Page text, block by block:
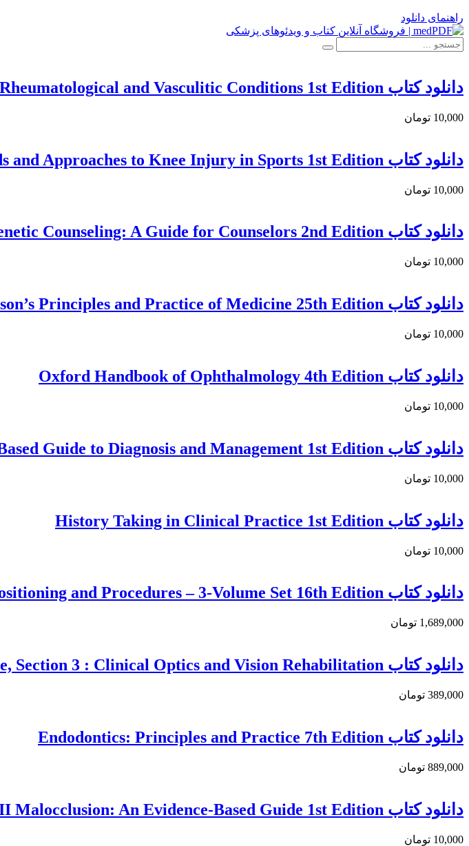
راهنمای دانلود
دانلود كتاب GI Diseases Associated with Rheumatological and Vasculitic Conditions 1st Edition
10,000 تومان
دانلود كتاب Trends and Approaches to Knee Injury in Sports 1st Edition
10,000 تومان
دانلود كتاب Foundations of Perinatal Genetic Counseling: A Guide for Counselors 2nd Edition
10,000 تومان
دانلود كتاب Davidson’s Principles and Practice of Medicine 25th Edition
10,000 تومان
دانلود كتاب Oxford Handbook of Ophthalmology 4th Edition
10,000 تومان
دانلود کتاب Hair Loss: An Evidence-Based Guide to Diagnosis and Management 1st Edition
10,000 تومان
دانلود کتاب History Taking in Clinical Practice 1st Edition
10,000 تومان
دانلود كتاب Merrill’s Atlas of Radiographic Positioning and Procedures – 3-Volume Set 16th Edition
1,689,000 تومان
دانلود كتاب The 2026-2027 Basic and Clinical Science Course, Section 3 : Clinical Optics and Vision Rehabilitation
389,000 تومان
دانلود كتاب Endodontics: Principles and Practice 7th Edition
889,000 تومان
دانلود کتاب Orthodontic Management of Class II Malocclusion: An Evidence-Based Guide 1st Edition
10,000 تومان